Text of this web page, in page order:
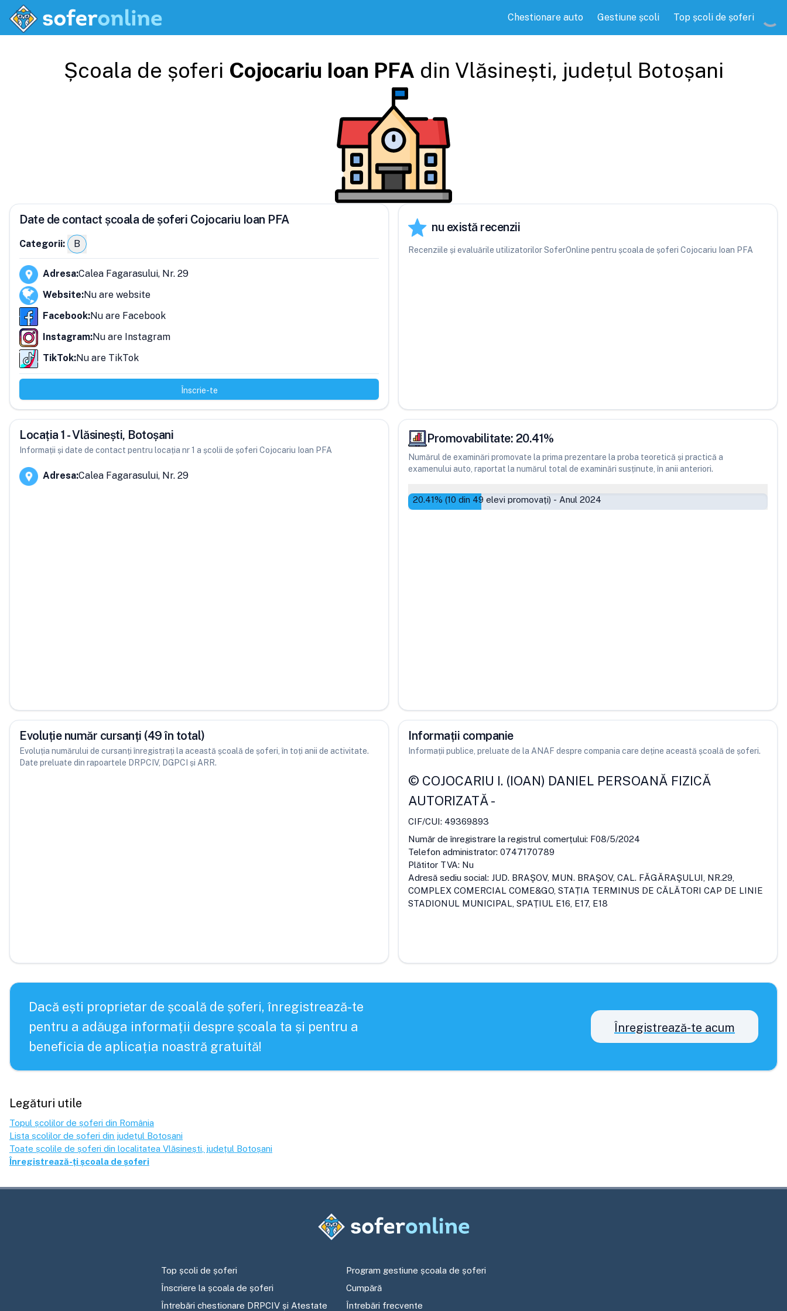
Chestionare auto Gestiune școli Top școli de șoferi
Școala de șoferi Cojocariu Ioan PFA din Vlăsinești, județul Botoșani
Date de contact școala de șoferi Cojocariu Ioan PFA
Categorii: B
Adresa:Calea Fagarasului, Nr. 29
Website:Nu are website
Facebook:Nu are Facebook
Instagram:Nu are Instagram
TikTok:Nu are TikTok
Înscrie-te
nu există recenzii
Recenziile și evaluările utilizatorilor SoferOnline pentru școala de șoferi Cojocariu Ioan PFA
Locația 1 - Vlăsinești, Botoșani
Informații și date de contact pentru locația nr 1 a școlii de șoferi Cojocariu Ioan PFA
Adresa:Calea Fagarasului, Nr. 29
Promovabilitate: 20.41%
Numărul de examinări promovate la prima prezentare la proba teoretică și practică a
examenului auto, raportat la numărul total de examinări susținute, în anii anteriori.
20.41% (10 din 49 elevi promovați) - Anul 2024
Evoluție număr cursanți (49 în total)
Evoluția numărului de cursanți înregistrați la această școală de șoferi, în toți anii de activitate.
Date preluate din rapoartele DRPCIV, DGPCI și ARR.
Informații companie
Informații publice, preluate de la ANAF despre compania care deține această școală de șoferi.
© COJOCARIU I. (IOAN) DANIEL PERSOANĂ FIZICĂ
AUTORIZATĂ-
CIF/CUI: 49369893
Număr de înregistrare la registrul comerțului: F08/5/2024
Telefon administrator: 0747170789
Plătitor TVA: Nu
Adresă sediu social: JUD. BRAŞOV, MUN. BRAŞOV, CAL. FĂGĂRAŞULUI, NR.29,
COMPLEX COMERCIAL COME&GO, STAȚIA TERMINUS DE CĂLĂTORI CAP DE LINIE
STADIONUL MUNICIPAL, SPAȚIUL E16, E17, E18
Dacă ești proprietar de școală de șoferi, înregistrează-te
pentru a adăuga informații despre școala ta și pentru a
beneficia de aplicația noastră gratuită!
Înregistrează-te acum
Legături utile
Topul școlilor de șoferi din România
Lista școlilor de șoferi din județul Botoșani
Toate școlile de șoferi din localitatea Vlăsinești , județul Botoșani
Înregistrează-ți școala de șoferi
Top școli de șoferi
Înscriere la școala de șoferi
Întrebări chestionare DRPCIV și Atestate
Program gestiune școala de șoferi
Cumpără
Întrebări frecvente